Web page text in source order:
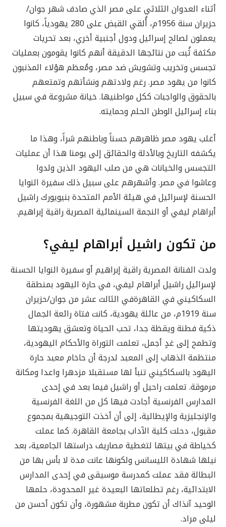
أثناء العدوان الثلاثي على مصر الذي صادف شهر جوان/
حزيران سنة 1956م، أُلقي القبض على 280 يهودياً، كانوا
يعملون لصالح إسرائيل ودول أجنبية أخري، بعد تحريات
مكثفة ثُبت من نتائجها الدقيقة أنهم كانوا يقومون بعمليات
تجسس وتخريب وتشويش ضد مصر، ومُعظم هؤلاء المذنبون
كانوا من يهود مصر. رغم ولادتهم ونشأتهم وتمتعهم
بالحقوق والواجبات ككل مواطنيها. خيانة مشروعة في سبيل
بناء إسرائيل الوطن الحلم وحمايته.
أغلب يهود مصر ظاهرهم حسناً وباطنهم شراً، وهذا ما
يكشفه التاريخ وبالأدلة والحقائق إلى يومنا هذا أن عمليات
التجسس والخيانات هي من صلب اليهود الذين ولدوا
وعاشوا في مصر. وأشهرهم على سبيل ذلك سفيرة النوايا
الحسنة لإسرائيل في هيئة الأمم المتحدة بنيويورك راشيل
أبراهام ليفي أو النجمة السينمائية المصرية راقية إبراهيم.
من تكون راشيل أبراهام ليفي؟
ولدت الفنانة المصرية راقية إبراهيم أو سفيرة النوايا الحسنة
لإسرائيل راشيل أبراهام ليفي، في حارة اليهود بمنطقة
السكاكيني في القاهرةفي الثالث عشر من جوان/حزيران
سنة 1919م، من عائلة يهودية، كانت فتاة رائعة الجمال
ذكية فطنة ويقظة جدا، تحب الحياة وتعشق يهوديتها
وتطمح إلى غدٍ أجمل، تعلمت التوراة والأحكام اليهودية،
منتظمة الذهاب إلى المعبد لدرجة أن حاخام معبد حارة
اليهود بالسكاكيني تنبأ لها مستقبلا مزدهرا واعدا ومكانة
مرموقة. تعلمت راحيل أو راشيل فيما بعد في إحدى
المدارس الفرنسية أجادت فيها كل من اللغة الفرنسية
والإنجليزية والإيطالية، إلى أن أخذت التوجيهية بمجموع
مقبول، دحلت كلية الآداب بجامعة القاهرة. كما عملت
كخياطة في بيتها لتغطية مصاريف دراستها الجامعية، بعد
نيلها شهادة الليسانس ولكونها عانت مدة لا بأس بها من
البطالة فقد عملت كمدرسة موسيقى في إحدى المدارس
الابتدائية، رغم تطلعاتها البعيدة غير المحدودة، حلمها
الوحيد آنذاك أن تكون مطربة مشهورة، وأن تكون أحسن من
ليلى مراد.